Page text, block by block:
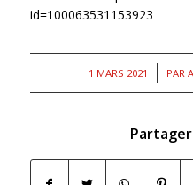
id=100063531153923
1 MARS 2021
/ PAR